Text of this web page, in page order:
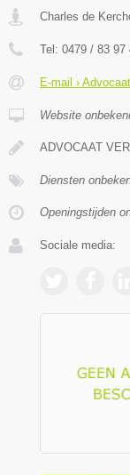
Charles de
Tel: 0479 / 83 97
E-mail ›
Website
ADVOCAAT
Diensten
Openingstijden
Sociale media: